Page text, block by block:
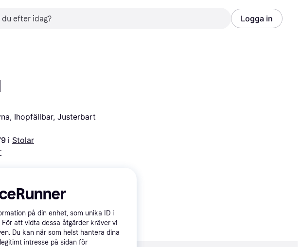
Logga in
Ihopfällbar, Justerbart
i Stolar
på din enhet, som unika ID i
att vidta dessa åtgärder kräver vi
Du kan när som helst hantera dina
intresse på sidan för